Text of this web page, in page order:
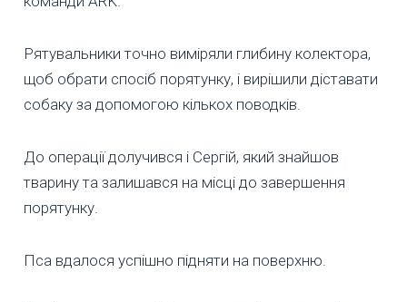
Рятувальники точно виміряли глибину колектора,
щоб обрати спосіб порятунку, і вирішили діставати
собаку за допомогою кількох поводків.
До операції долучився і Сергій, який знайшов
тварину та залишався на місці до завершення
порятунку.
Пса вдалося успішно підняти на поверхню.